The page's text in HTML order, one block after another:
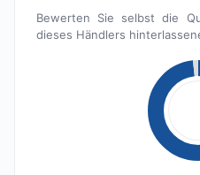
Bewerten Sie selbst die
dieses Händlers